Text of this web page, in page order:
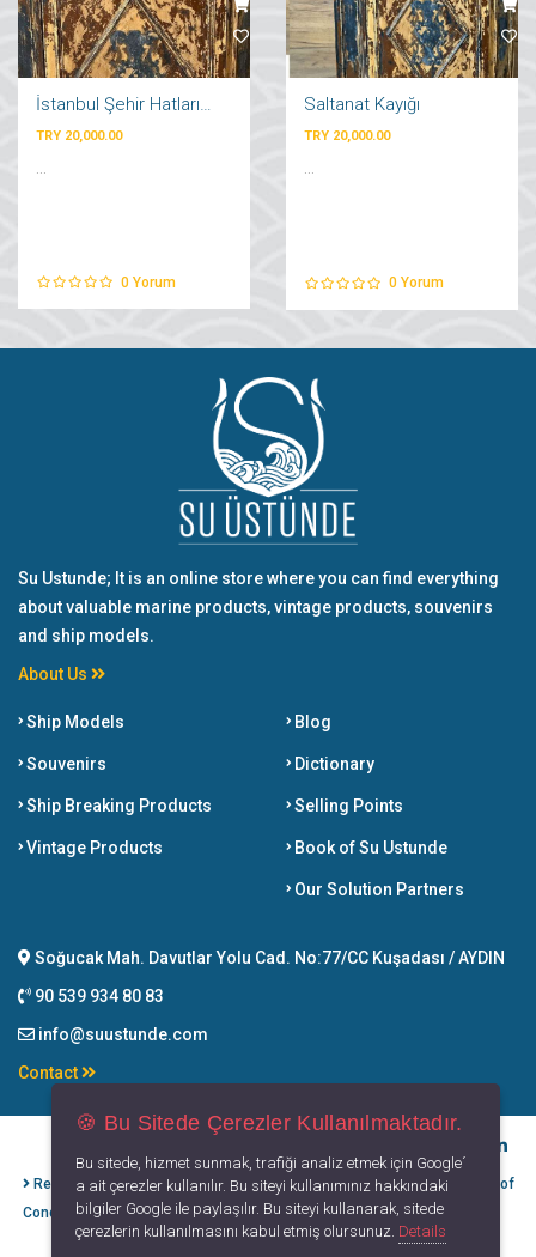
TRY 20,000.00
0 Yorum
Saltanat Kayığı
TRY 20,000.00
...
0 Yorum
Su Ustunde; It is an online store where you can find everything
about valuable marine products, vintage products, souvenirs
and ship models.
About Us
Ship Models
Souvenirs
Ship Breaking Products
Vintage Products
Blog
Dictionary
Selling Points
Book of Su Ustunde
Our Solution Partners
Soğucak Mah. Davutlar Yolu Cad. No:77/CC Kuşadası / AYDIN
90 539 934 80 83
info@suustunde.com
Contact
Refund Cancellation
Conditions
Protection of
Personal Data
Privacy
Principles
Terms of
Use
🍪 Bu Sitede Çerezler Kullanılmaktadır.
Bu sitede, hizmet sunmak, trafiği analiz etmek için Google´
a ait çerezler kullanılır. Bu siteyi kullanımınız hakkındaki
bilgiler Google ile paylaşılır. Bu siteyi kullanarak, sitede
çerezlerin kullanılmasını kabul etmiş olursunuz. Details